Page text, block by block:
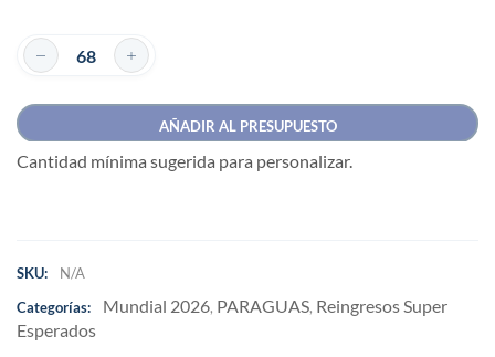
AÑADIR AL PRESUPUESTO
Cantidad mínima sugerida para personalizar.
SKU:
N/A
Categorías:
Mundial 2026, PARAGUAS, Reingresos Super
Esperados